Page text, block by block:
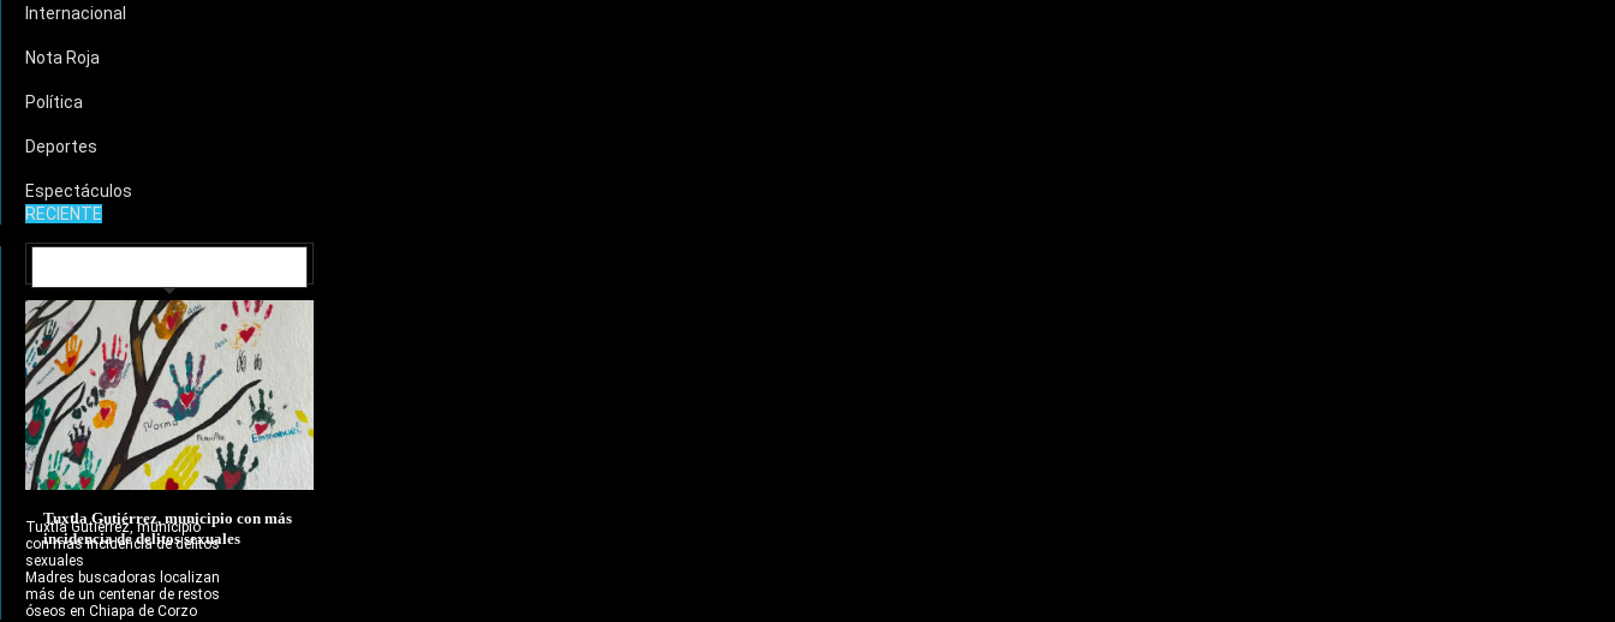
Internacional
Nota Roja
Política
Deportes
Espectáculos
RECIENTE
Tuxtla Gutiérrez, municipio con más
incidencia de delitos sexuales
Tuxtla Gutiérrez, municipio
con más incidencia de delitos
sexuales
Madres buscadoras localizan
más de un centenar de restos
óseos en Chiapa de Corzo